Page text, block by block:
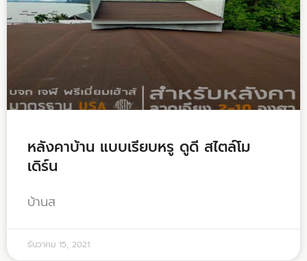
หลังคาบ้าน แบบเรียบหรู ดูดี สไตล์โม
เดิร์น
บ้านส
ธันวาคม 15, 2021